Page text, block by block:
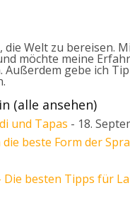
die Welt zu bereisen.
möchte meine
Außerdem gebe ich
(alle ansehen)
und Tapas - 18.
beste Form der
Die besten Tipps für